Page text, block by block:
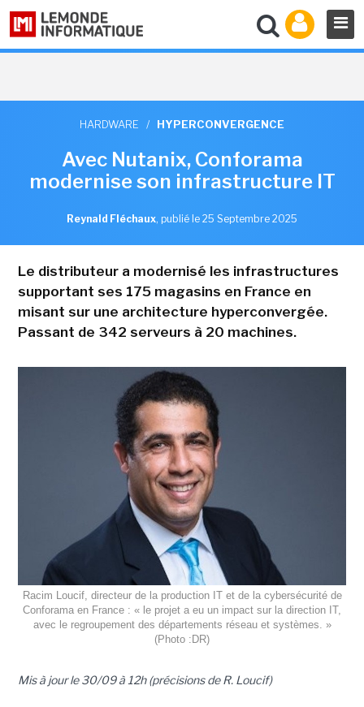
HARDWARE / HYPERCONVERGENCE
Avec Nutanix, Conforama
modernise son infrastructure IT
Reynald Fléchaux, publié le 25 Septembre 2025
Le distributeur a modernisé les infrastructures
supportant ses 175 magasins en France en
misant sur une architecture hyperconvergée.
Passant de 342 serveurs à 20 machines.
Racim Loucif, directeur de la production IT et de la cybersécurité de
Conforama en France : « le projet a eu un impact sur la direction IT,
avec le regroupement des départements réseau et systèmes. »
(Photo :DR)
Mis à jour le 30/09 à 12h (précisions de R. Loucif)